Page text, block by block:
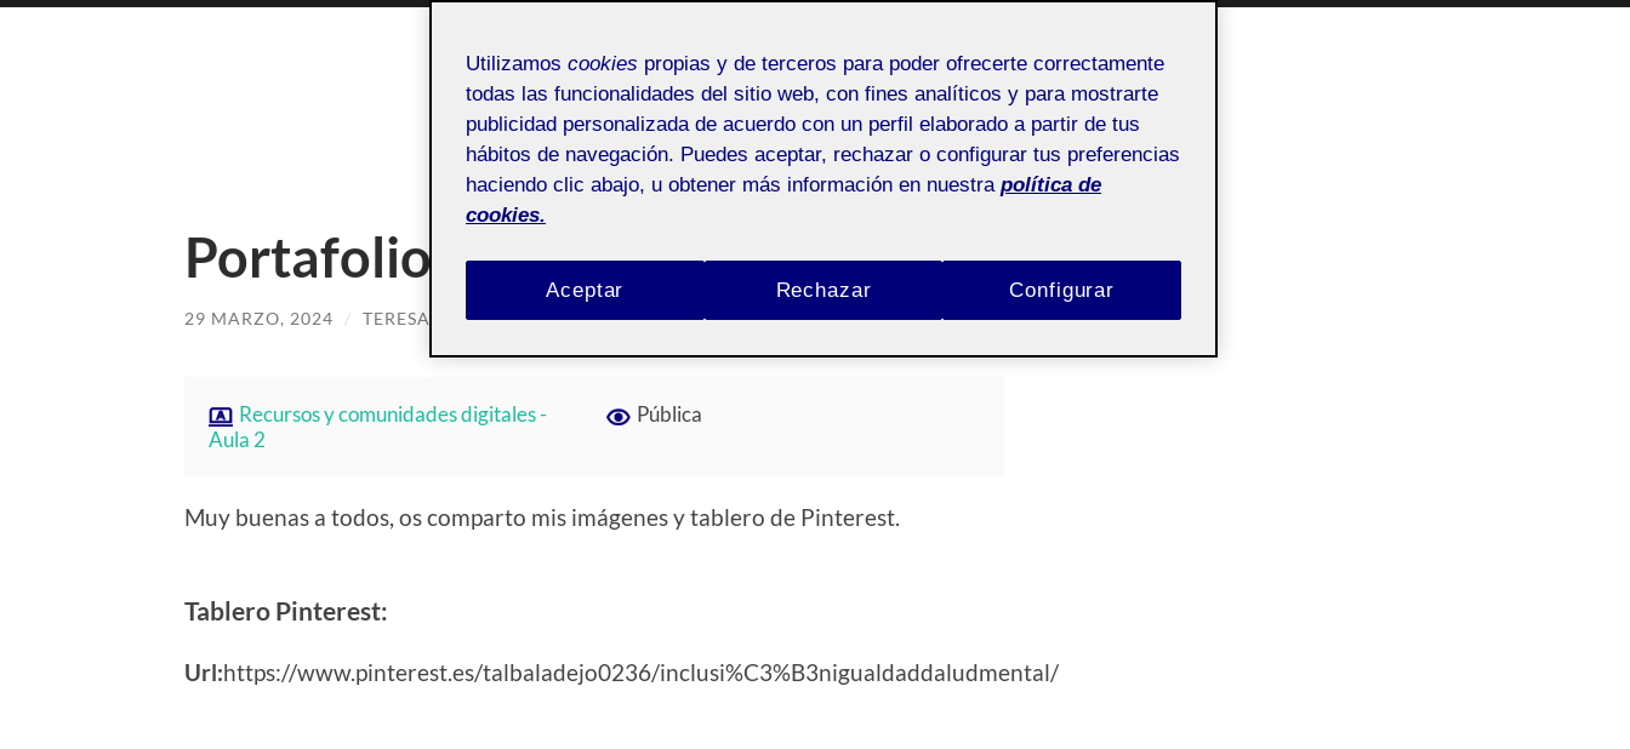
PÁGINA 3 DE 3
Portafolio personal.
29 MARZO, 2024 / TERESA ALBALADEJO MANZANEQUE / SIN COMENTARIOS
Recursos y comunidades digitales -
Aula 2
Pública
Muy buenas a todos, os comparto mis imágenes y tablero de Pinterest.
Tablero Pinterest:
Url:https://www.pinterest.es/talbaladejo0236/inclusi%C3%B3nigualdaddaludmental/
Utilizamos cookies propias y de terceros para poder ofrecerte correctamente
todas las funcionalidades del sitio web, con fines analíticos y para mostrarte
publicidad personalizada de acuerdo con un perfil elaborado a partir de tus
hábitos de navegación. Puedes aceptar, rechazar o configurar tus preferencias
haciendo clic abajo, u obtener más información en nuestra política de
cookies.
Rechazar
Aceptar Configurar